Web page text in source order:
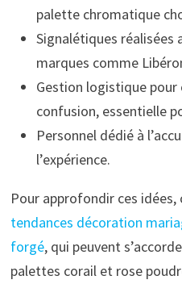
palette chromatique
Signalétiques réalisées
marques comme
Gestion logistique
confusion, essentielle
Personnel dédié à
l’expérience.
Pour approfondir ces
tendances décoration
forgé, qui peuvent
palettes corail et rose